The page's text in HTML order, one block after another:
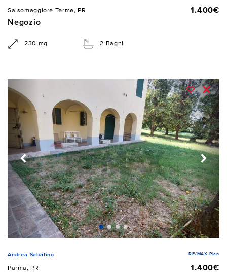
Salsomaggiore Terme, PR
1.400€
Negozio
230 mq 2 Bagni
Andrea Sabatino RE/MAX Plan
Parma, PR
1.400€